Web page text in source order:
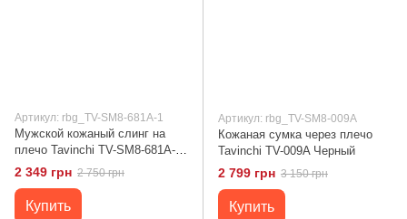
Артикул: rbg_TV-SM8-681A-1
Мужской кожаный слинг на
плечо Tavinchi TV-SM8-681A-1
Черный
2 349 грн 2 750 грн
Купить
Артикул: rbg_TV-SM8-009A
Кожаная сумка через плечо
Tavinchi TV-009A Черный
2 799 грн 3 150 грн
Купить